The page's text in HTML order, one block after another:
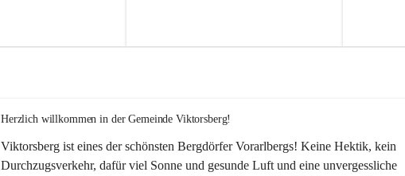
Herzlich willkommen in der Gemeinde Viktorsberg!
Viktorsberg ist eines der schönsten Bergdörfer Vorarlbergs! Keine Hektik, kein
Durchzugsverkehr, dafür viel Sonne und gesunde Luft und eine unvergessliche